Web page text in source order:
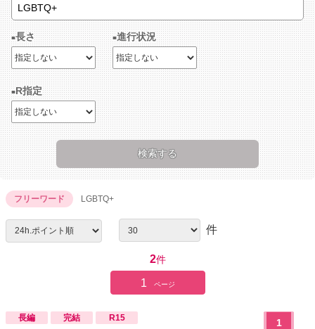
長さ 進行状況
R指定
フリーワード LGBTQ+
件
2件
1 ページ
長編 完結 R15 1